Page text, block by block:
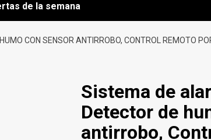
de la semana
CON SENSOR ANTIRROBO, CONTROL REMOTO
Sistema de
Detector de
antirrobo,